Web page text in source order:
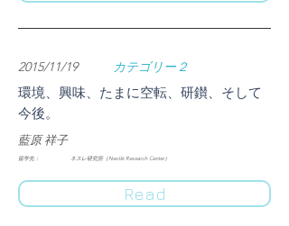
2015/11/19 カテゴリー２
環境、興味、たまに空転、研鑚、そして
今後。
藍原 祥子
​留学先： ネスレ研究所（Nestlé Research Center）
Read